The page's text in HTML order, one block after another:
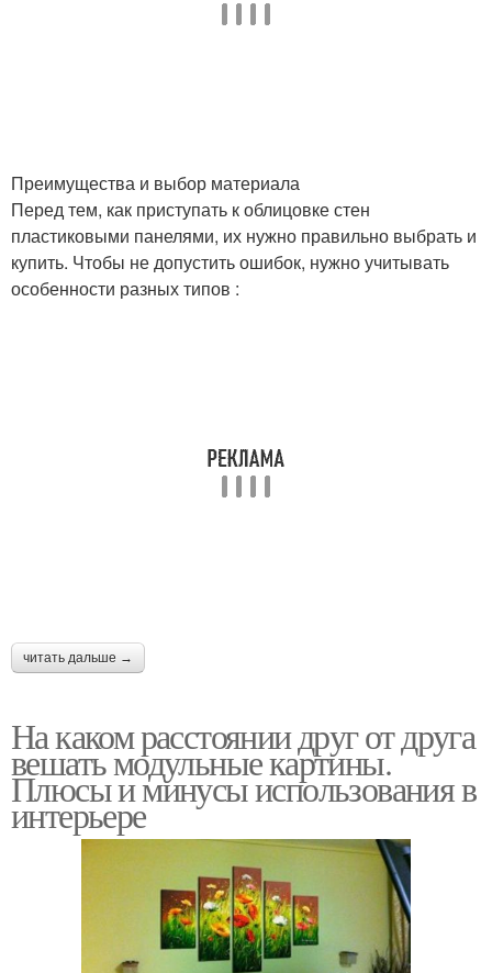
Преимущества и выбор материала
Перед тем, как приступать к облицовке стен
пластиковыми панелями, их нужно правильно выбрать и
купить. Чтобы не допустить ошибок, нужно учитывать
особенности разных типов :
читать дальше →
На каком расстоянии друг от друга
вешать модульные картины.
Плюсы и минусы использования в
интерьере